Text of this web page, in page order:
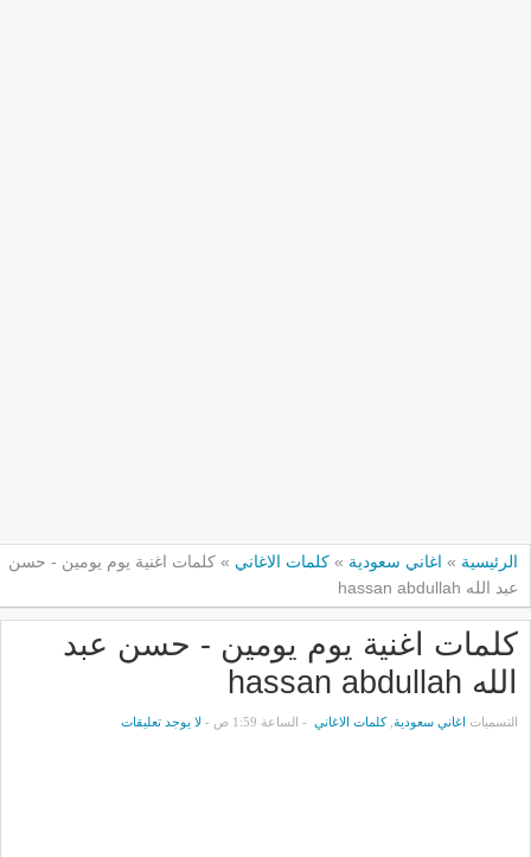
الرئيسية » اغاني سعودية » كلمات الاغاني » كلمات اغنية يوم يومين - حسن
عبد الله hassan abdullah
كلمات اغنية يوم يومين - حسن عبد
الله hassan abdullah
التسميات اغاني سعودية ,كلمات الاغاني - الساعة 1:59 ص - لا يوجد تعليقات